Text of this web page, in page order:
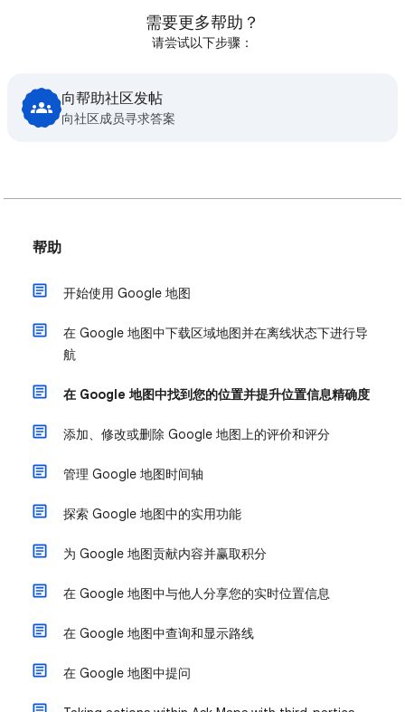
需要更多帮助？
请尝试以下步骤：
向帮助社区发帖
向社区成员寻求答案
帮助
开始使用 Google 地图
在 Google 地图中下载区域地图并在离线状态下进行导
航
在 Google 地图中找到您的位置并提升位置信息精确度
添加、修改或删除 Google 地图上的评价和评分
管理 Google 地图时间轴
探索 Google 地图中的实用功能
为 Google 地图贡献内容并赢取积分
在 Google 地图中与他人分享您的实时位置信息
在 Google 地图中查询和显示路线
在 Google 地图中提问